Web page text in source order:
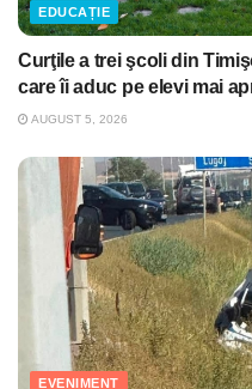
EDUCAȚIE
Curţile a trei şcoli din
care îi aduc pe elevi mai
AUGUST 5, 2026
EVENIMENT